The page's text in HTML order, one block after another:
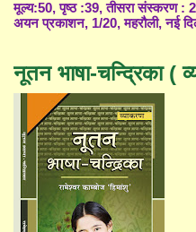
मूल्य:50, पृष्ठ :39, तीसरा संस्करण :
अयन प्रकाशन, 1/20, महरौली, नई
नूतन भाषा-चन्द्रिका (